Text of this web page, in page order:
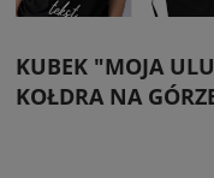
KUBEK "MOJA
KOŁDRA NA